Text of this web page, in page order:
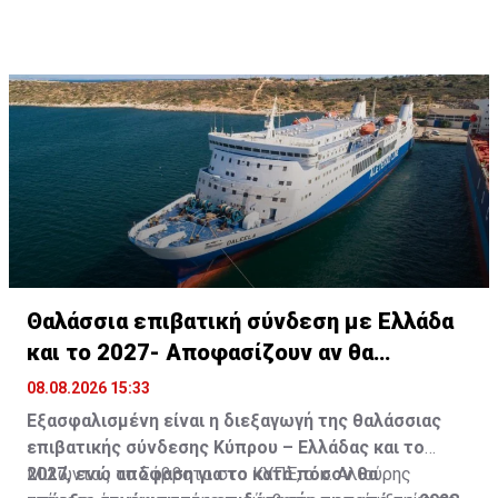
Θαλάσσια επιβατική σύνδεση με Ελλάδα
και το 2027- Αποφασίζουν αν θα
συνεχίσει
08.08.2026 15:33
Εξασφαλισμένη είναι η διεξαγωγή της θαλάσσιας
επιβατικής σύνδεσης Κύπρου – Ελλάδας και το
2027, ενώ απόφαση για το κατά πόσον θα
Μιλώντας το Σάββατο στο ΚΥΠΕ, ο κ. Αλιούρης